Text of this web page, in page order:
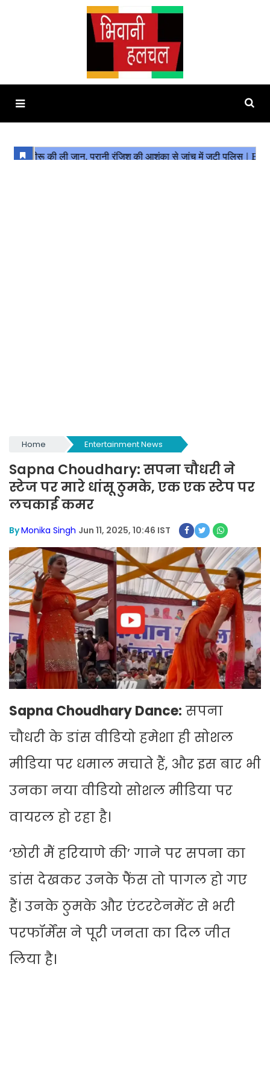
Home Entertainment News
Sapna Choudhary: सपना चौधरी ने
स्टेज पर मारे धांसू ठुमके, एक एक स्टेप पर
लचकाई कमर
ByMonika Singh Jun 11, 2025, 10:46 IST
Sapna Choudhary Dance: सपना
चौधरी के डांस वीडियो हमेशा ही सोशल
मीडिया पर धमाल मचाते हैं, और इस बार भी
उनका नया वीडियो सोशल मीडिया पर
वायरल हो रहा है।
‘छोरी मैं हरियाणे की’ गाने पर सपना का
डांस देखकर उनके फैंस तो पागल हो गए
हैं। उनके ठुमके और एंटरटेनमेंट से भरी
परफॉर्मेंस ने पूरी जनता का दिल जीत
लिया है।